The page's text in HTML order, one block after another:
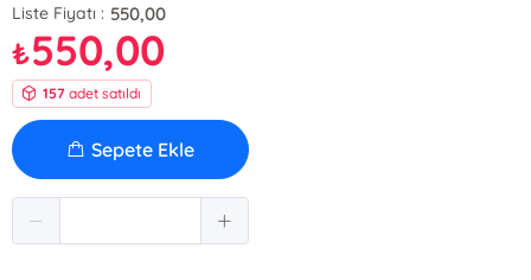
Liste Fiyatı : 550,00
₺550,00
157 adet satıldı
Sepete Ekle